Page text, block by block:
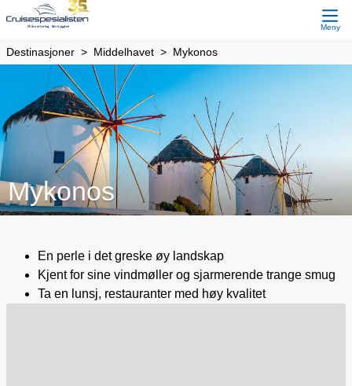
Meny
Destinasjoner Middelhavet Mykonos
Mykonos
En perle i det greske øy landskap
Kjent for sine vindmøller og sjarmerende trange smug
Ta en lunsj, restauranter med høy kvalitet